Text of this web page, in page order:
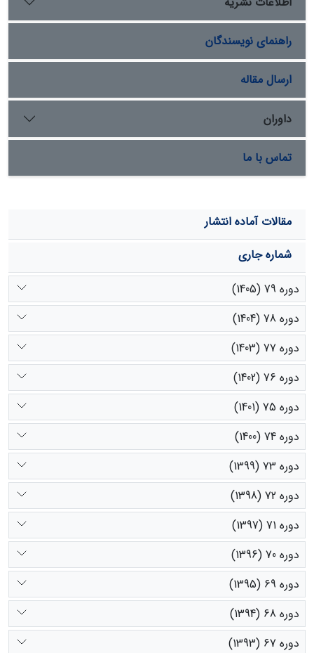
به‌تـرتیب 690، 85
0 است. این موضوع نشان‌دهندة
کارایی مدل SWMM در منطقة مورد مطالعه است و می‏توان از
این مدل در طراحی‏های مناسب و ارزیابی سیستم‏های شبکة
زه‌کشی شهری استفاده کرد.
راهنمای نویسندگان
ارسال مقاله
داوران
تماس با ما
مقالات آماده انتشار
شماره جاری
دوره 79 (1405)
دوره 78 (1404)
دوره 77 (1403)
دوره 76 (1402)
دوره 75 (1401)
دوره 74 (1400)
دوره 73 (1399)
دوره 72 (1398)
دوره 71 (1397)
دوره 70 (1396)
دوره 69 (1395)
دوره 68 (1394)
دوره 67 (1393)